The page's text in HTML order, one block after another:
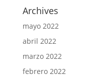
Archives
mayo 2022
abril 2022
marzo 2022
febrero 2022